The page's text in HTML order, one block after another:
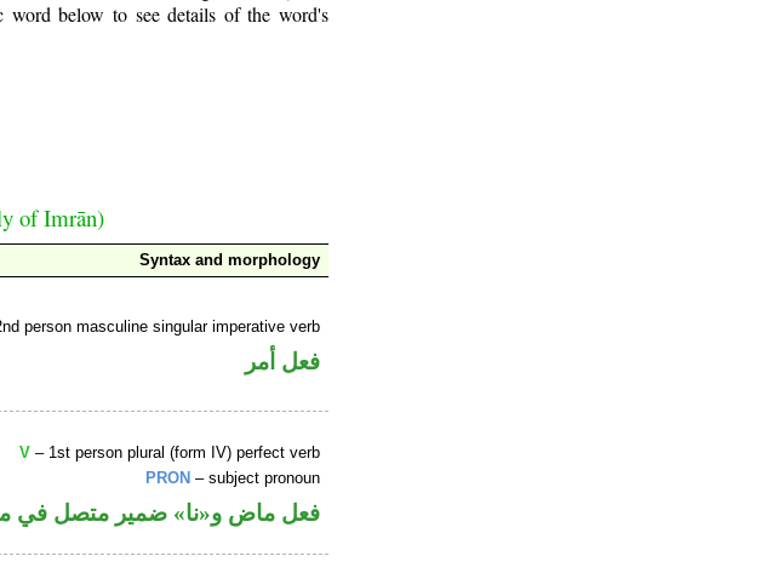
below to see details of the word's
of Imrān)
Syntax and morphology
person masculine singular imperative verb
فعل أمر
V – 1st person plural (form IV) perfect verb
PRON – subject pronoun
فعل ماض و«نا» ضمير متصل في